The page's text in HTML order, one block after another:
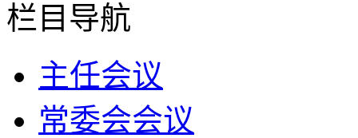
栏目导航
主任会议
常委会会议